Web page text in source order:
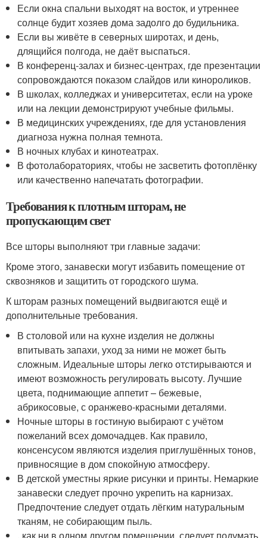
Если окна спальни выходят на восток, и утреннее
солнце будит хозяев дома задолго до будильника.
Если вы живёте в северных широтах, и день,
длящийся полгода, не даёт выспаться.
В конференц-залах и бизнес-центрах, где презентации
сопровождаются показом слайдов или кинороликов.
В школах, колледжах и университетах, если на уроке
или на лекции демонстрируют учебные фильмы.
В медицинских учреждениях, где для установления
диагноза нужна полная темнота.
В ночных клубах и кинотеатрах.
В фотолабораториях, чтобы не засветить фотоплёнку
или качественно напечатать фотографии.
Требования к плотным шторам, не
пропускающим свет
Все шторы выполняют три главные задачи:
Кроме этого, занавески могут избавить помещение от
сквозняков и защитить от городского шума.
К шторам разных помещений выдвигаются ещё и
дополнительные требования.
В столовой или на кухне изделия не должны
впитывать запахи, уход за ними не может быть
сложным. Идеальные шторы легко отстирываются и
имеют возможность регулировать высоту. Лучшие
цвета, поднимающие аппетит – бежевые,
абрикосовые, с оранжево-красными деталями.
Ночные шторы в гостиную выбирают с учётом
пожеланий всех домочадцев. Как правило,
консенсусом являются изделия приглушённых тонов,
привносящие в дом спокойную атмосферу.
В детской уместны яркие рисунки и принты. Немаркие
занавески следует прочно укрепить на карнизах.
Предпочтение следует отдать лёгким натуральным
тканям, не собирающим пыль.